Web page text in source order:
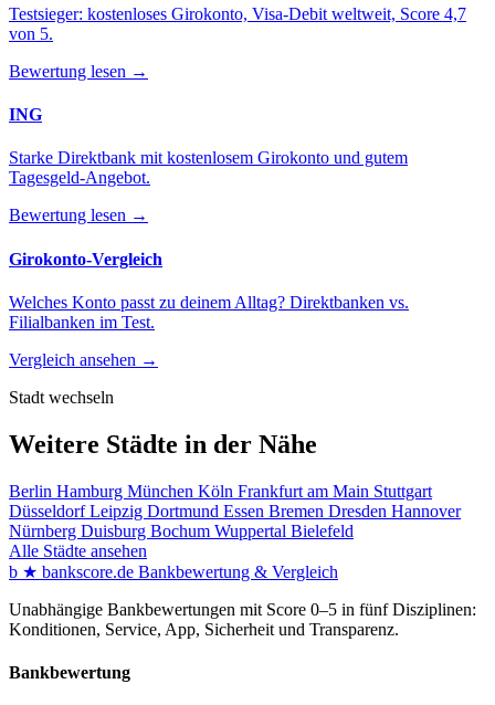
Testsieger: kostenloses Girokonto, Visa-Debit weltweit, Score 4,7
von 5.
Bewertung lesen →
ING
Starke Direktbank mit kostenlosem Girokonto und gutem
Tagesgeld-Angebot.
Bewertung lesen →
Girokonto-Vergleich
Welches Konto passt zu deinem Alltag? Direktbanken vs.
Filialbanken im Test.
Vergleich ansehen →
Stadt wechseln
Weitere Städte in der Nähe
Berlin Hamburg München Köln Frankfurt am Main Stuttgart
DüsseldorfLeipzig Dortmund Essen Bremen Dresden Hannover
Nürnberg Duisburg Bochum Wuppertal Bielefeld
Alle Städte ansehen
b ★ bankscore.de Bankbewertung & Vergleich
Unabhängige Bankbewertungen mit Score 0–5 in fünf Disziplinen:
Konditionen, Service, App, Sicherheit und Transparenz.
Bankbewertung